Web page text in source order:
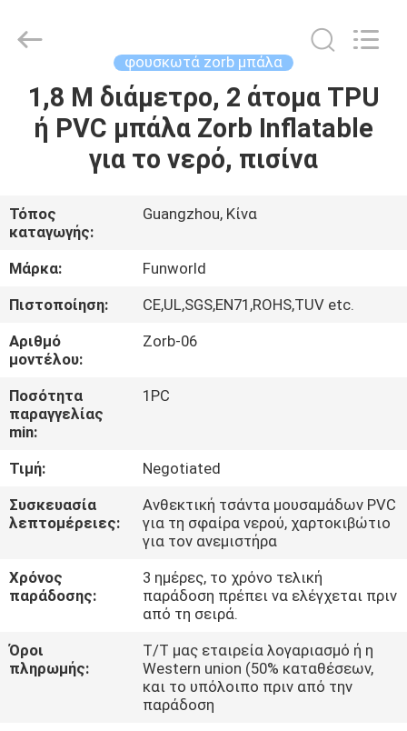
ΣΠΊΤΙ
ΠΡΟΪΌΝΤΑ
ΒΊΝΤΕΟ
ΠΕΡΊΠΟΥ
ΕΜΕΊΣ
ΓΎΡΟΣ
ΕΡΓΟΣΤΑΣΊΩΝ
ΈΛΕΓΧΟΣ
COMPANY
NEWS
PRIVACY
Inflatables
Limited.
φουσκωτά zorb μπάλα
1,8 Μ διάμετρο, 2 άτομα TPU
ή PVC μπάλα Zorb Inflatable
για το νερό, πισίνα
Τόπος
καταγωγής:
Guangzhou, Κίνα
Μάρκα:
Funworld
Πιστοποίηση:
CE,UL,SGS,EN71,ROHS,TUV etc.
Αριθμό
μοντέλου:
Zorb-06
Ποσότητα
παραγγελίας
min:
1PC
Τιμή:
Negotiated
Συσκευασία
λεπτομέρειες:
Ανθεκτική τσάντα μουσαμάδων PVC
για τη σφαίρα νερού, χαρτοκιβώτιο
για τον ανεμιστήρα
Χρόνος
παράδοσης:
3 ημέρες, το χρόνο τελική
παράδοση πρέπει να ελέγχεται πριν
από τη σειρά.
Όροι
πληρωμής:
T/T μας εταιρεία λογαριασμό ή η
Western union (50% καταθέσεων,
και το υπόλοιπο πριν από την
παράδοση